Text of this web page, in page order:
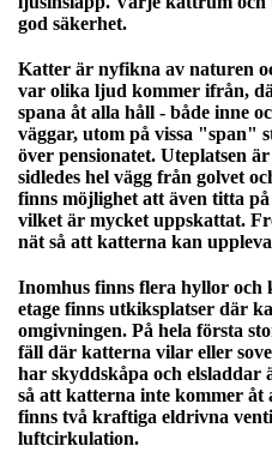
god säkerhet.
Katter är nyfikna av naturen
var olika ljud kommer ifrån,
spana åt alla håll - både inne
väggar, utom på vissa "span"
över pensionatet. Uteplatsen
sidledes hel vägg från golvet
finns möjlighet att även titta
vilket är mycket uppskattat.
nät så att katterna kan
Inomhus finns flera hyllor och
etage finns utkiksplatser där
omgivningen. På hela första
fäll där katterna vilar eller
har skyddskåpa och elsladdar
så att katterna inte kommer åt
finns två kraftiga eldrivna
luftcirkulation.